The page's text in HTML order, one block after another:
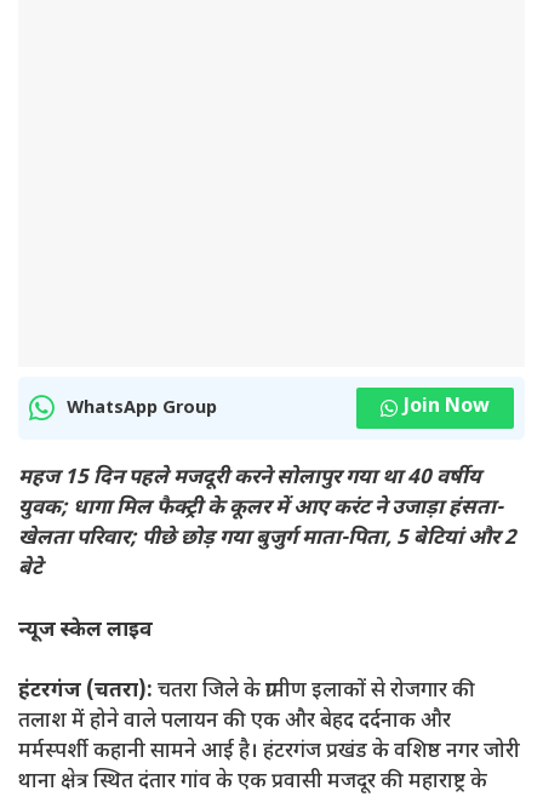
WhatsApp Group Join Now
महज 15 दिन पहले मजदूरी करने सोलापुर गया था 40 वर्षीय
युवक; धागा मिल फैक्ट्री के कूलर में आए करंट ने उजाड़ा हंसता-
खेलता परिवार; पीछे छोड़ गया बुजुर्ग माता-पिता, 5 बेटियां और 2
बेटे
न्यूज स्केल लाइव
हंटरगंज (चतरा): चतरा जिले के ग्रामीण इलाकों से रोजगार की
तलाश में होने वाले पलायन की एक और बेहद दर्दनाक और
मर्मस्पर्शी कहानी सामने आई है। हंटरगंज प्रखंड के वशिष्ठ नगर जोरी
थाना क्षेत्र स्थित दंतार गांव के एक प्रवासी मजदूर की महाराष्ट्र के